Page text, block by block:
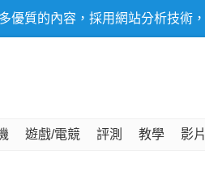
優質的內容，採用網站分析技術
遊戲/電競 評測 教學 影片